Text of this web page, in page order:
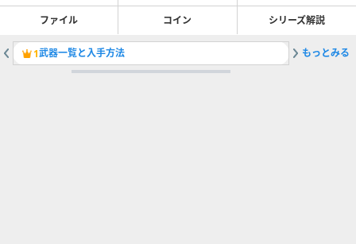
ファイル コイン シリーズ解説
1武器一覧と入手方法 2タイラ
もっとみる